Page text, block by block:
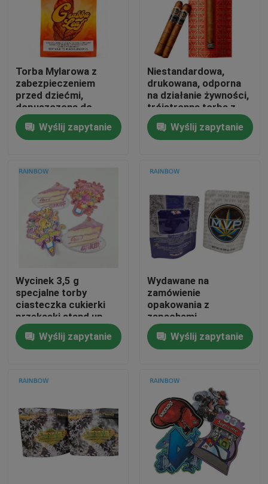
Do domu
Produkty
O nas
Skontaktuj się z nami
Nowości
Sprawy
Plastikowe woreczki, opakowania
Opakowanie z przekąskami
Torba Mylarowa z
zabezpieczeniem
przed dziećmi,
dopuszczona do
kontaktu z żywnością,
zapobiegająca
przenikaniu zapachów,
kadzideł ziołowych
Wyślij zapytanie
Niestandardowa,
drukowana, odporna
na działanie żywności,
trójstronna torba z
zamkniętą skrzynią
Wyślij zapytanie
Wycinek 3,5 g
specjalne torby
ciasteczka cukierki
przekąski stand up
Zipper torba
Wyślij zapytanie
Wydawane na
zamówienie
opakowania z
zapachami
organicznymi do
wysyłki do Shenzhen /
Hongkong
Wyślij zapytanie